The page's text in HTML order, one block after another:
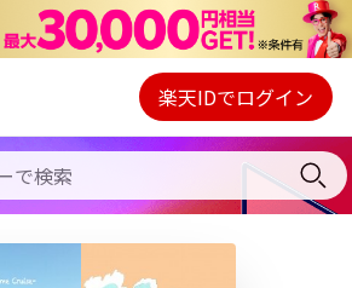
Webプレイヤー
ご契約内容の確認・変更
楽天IDでログイン